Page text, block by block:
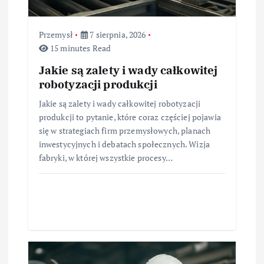
Przemysł
7 sierpnia, 2026
15 minutes Read
Jakie są zalety i wady całkowitej
robotyzacji produkcji
Jakie są zalety i wady całkowitej robotyzacji
produkcji to pytanie, które coraz częściej pojawia
się w strategiach firm przemysłowych, planach
inwestycyjnych i debatach społecznych. Wizja
fabryki, w której wszystkie procesy…